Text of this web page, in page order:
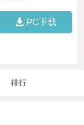
PC下载
排行